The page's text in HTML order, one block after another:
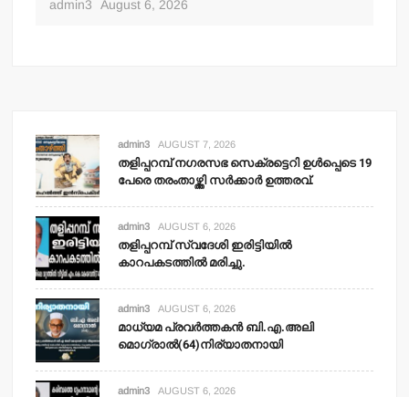
admin3 August 6, 2026
admin3 AUGUST 7, 2026
തളിപ്പറമ്പ് നഗരസഭ സെക്രട്ടെറി ഉള്‍പ്പെടെ 19
പേരെ തരംതാഴ്ത്തി സര്‍ക്കാര്‍ ഉത്തരവ്.
admin3 AUGUST 6, 2026
തളിപ്പറമ്പ് സ്വദേശി ഇരിട്ടിയില്‍
കാറപകടത്തില്‍ മരിച്ചു.
admin3 AUGUST 6, 2026
മാധ്യമ പ്രവര്‍ത്തകന്‍ ബി.എ.അലി
മൊഗ്രാല്‍(64)നിര്യാതനായി
admin3 AUGUST 6, 2026